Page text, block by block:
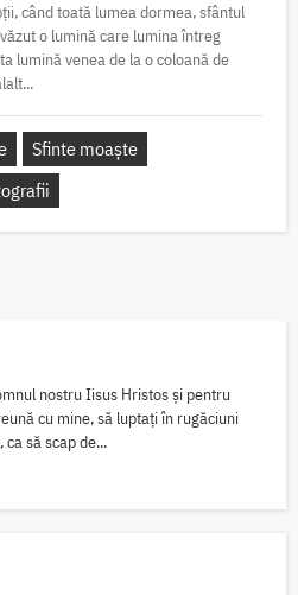
când toată lumea dormea, sfântul
o lumină care lumina întreg
lumină venea de la o coloană de
Sfinte moaște
nostru Iisus Hristos și pentru
cu mine, să luptați în rugăciuni
să scap de...